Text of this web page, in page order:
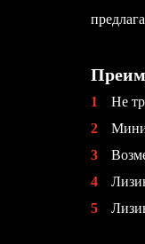
1
Не
2
3
4
5